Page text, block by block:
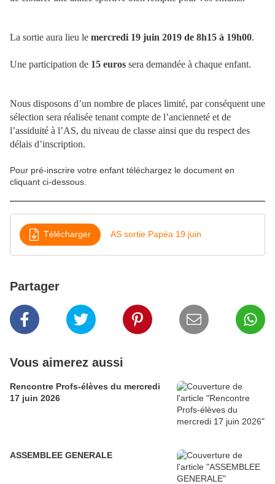
La sortie aura lieu le mercredi 19 juin 2019 de 8h15 à 19h00.
Une participation de 15 euros sera demandée à chaque enfant.
Nous disposons d’un nombre de places limité, par conséquent une
sélection sera réalisée tenant compte de l’ancienneté et de
l’assiduité à l’AS, du niveau de classe ainsi que du respect des
délais d’inscription.
Pour pré-inscrire votre enfant téléchargez le document en
cliquant ci-dessous.
Télécharger AS sortie Papéa 19 juin
Partager
Vous aimerez aussi
Rencontre Profs-élèves du mercredi
17 juin 2026
ASSEMBLEE GENERALE